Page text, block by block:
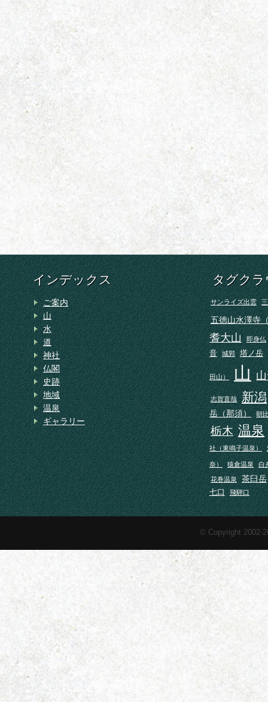
インデックス
ご案内
山
水
道
神社
仏閣
史跡
地域
温泉
ギャラリー
タグクラ
サンライズ出雲
五徳山水澤寺
耆大山 即身仏
音 城郭 塔ノ岳
田山） 山
志賀直哉 新潟
岳（那須） 朝
栃木 温泉
社（東鳴子温泉）
奈） 猿倉温泉 白
花巻温泉 茶臼岳
七口 飛騨口
© Copyright 2002-